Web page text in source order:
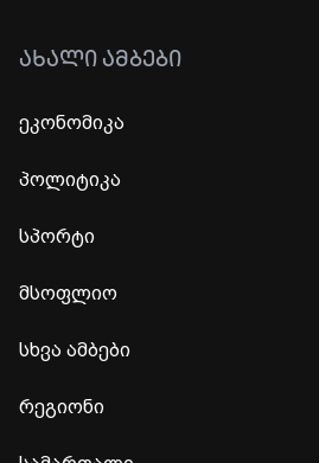
ᲐᲮᲐᲚᲘ ᲐᲛᲑᲔᲑᲘ
ეკონომიკა
პოლიტიკა
სპორტი
მსოფლიო
სხვა ამბები
რეგიონი